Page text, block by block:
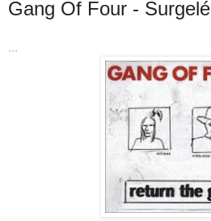
Gang Of Four - Surgelé
...